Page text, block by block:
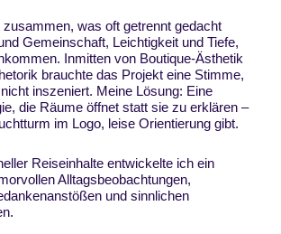
was oft getrennt gedacht
Gemeinschaft, Leichtigkeit und Tiefe,
Inmitten von Boutique-Ästhetik
brauchte das Projekt eine Stimme,
inszeniert. Meine Lösung: Eine
die Räume öffnet statt sie zu erklären –
im Logo, leise Orientierung gibt.
Reiseinhalte entwickelte ich ein
Alltagsbeobachtungen,
und sinnlichen